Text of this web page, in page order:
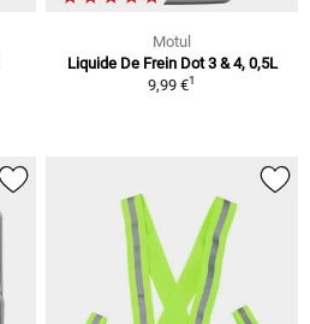
Motul
Liquide De Frein Dot 3 & 4, 0,5L
9,99 €1